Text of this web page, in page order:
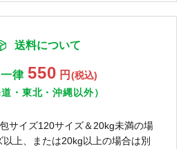
送料について
律 550 円 (税込)
道・東北・沖縄以外）
サイズ120サイズ＆20kg未満の場
上、または20kg以上の場合は別